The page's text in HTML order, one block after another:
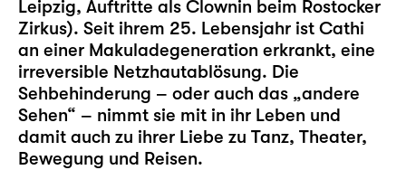
Leipzig, Auftritte als Clownin beim Rostocker
Zirkus). Seit ihrem 25. Lebensjahr ist Cathi
an einer Makuladegeneration erkrankt, eine
irreversible Netzhautablösung. Die
Sehbehinderung – oder auch das „andere
Sehen“ – nimmt sie mit in ihr Leben und
damit auch zu ihrer Liebe zu Tanz, Theater,
Bewegung und Reisen.